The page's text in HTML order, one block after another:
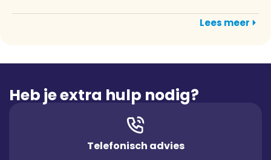
Lees meer
Heb je extra hulp nodig?
Telefonisch advies